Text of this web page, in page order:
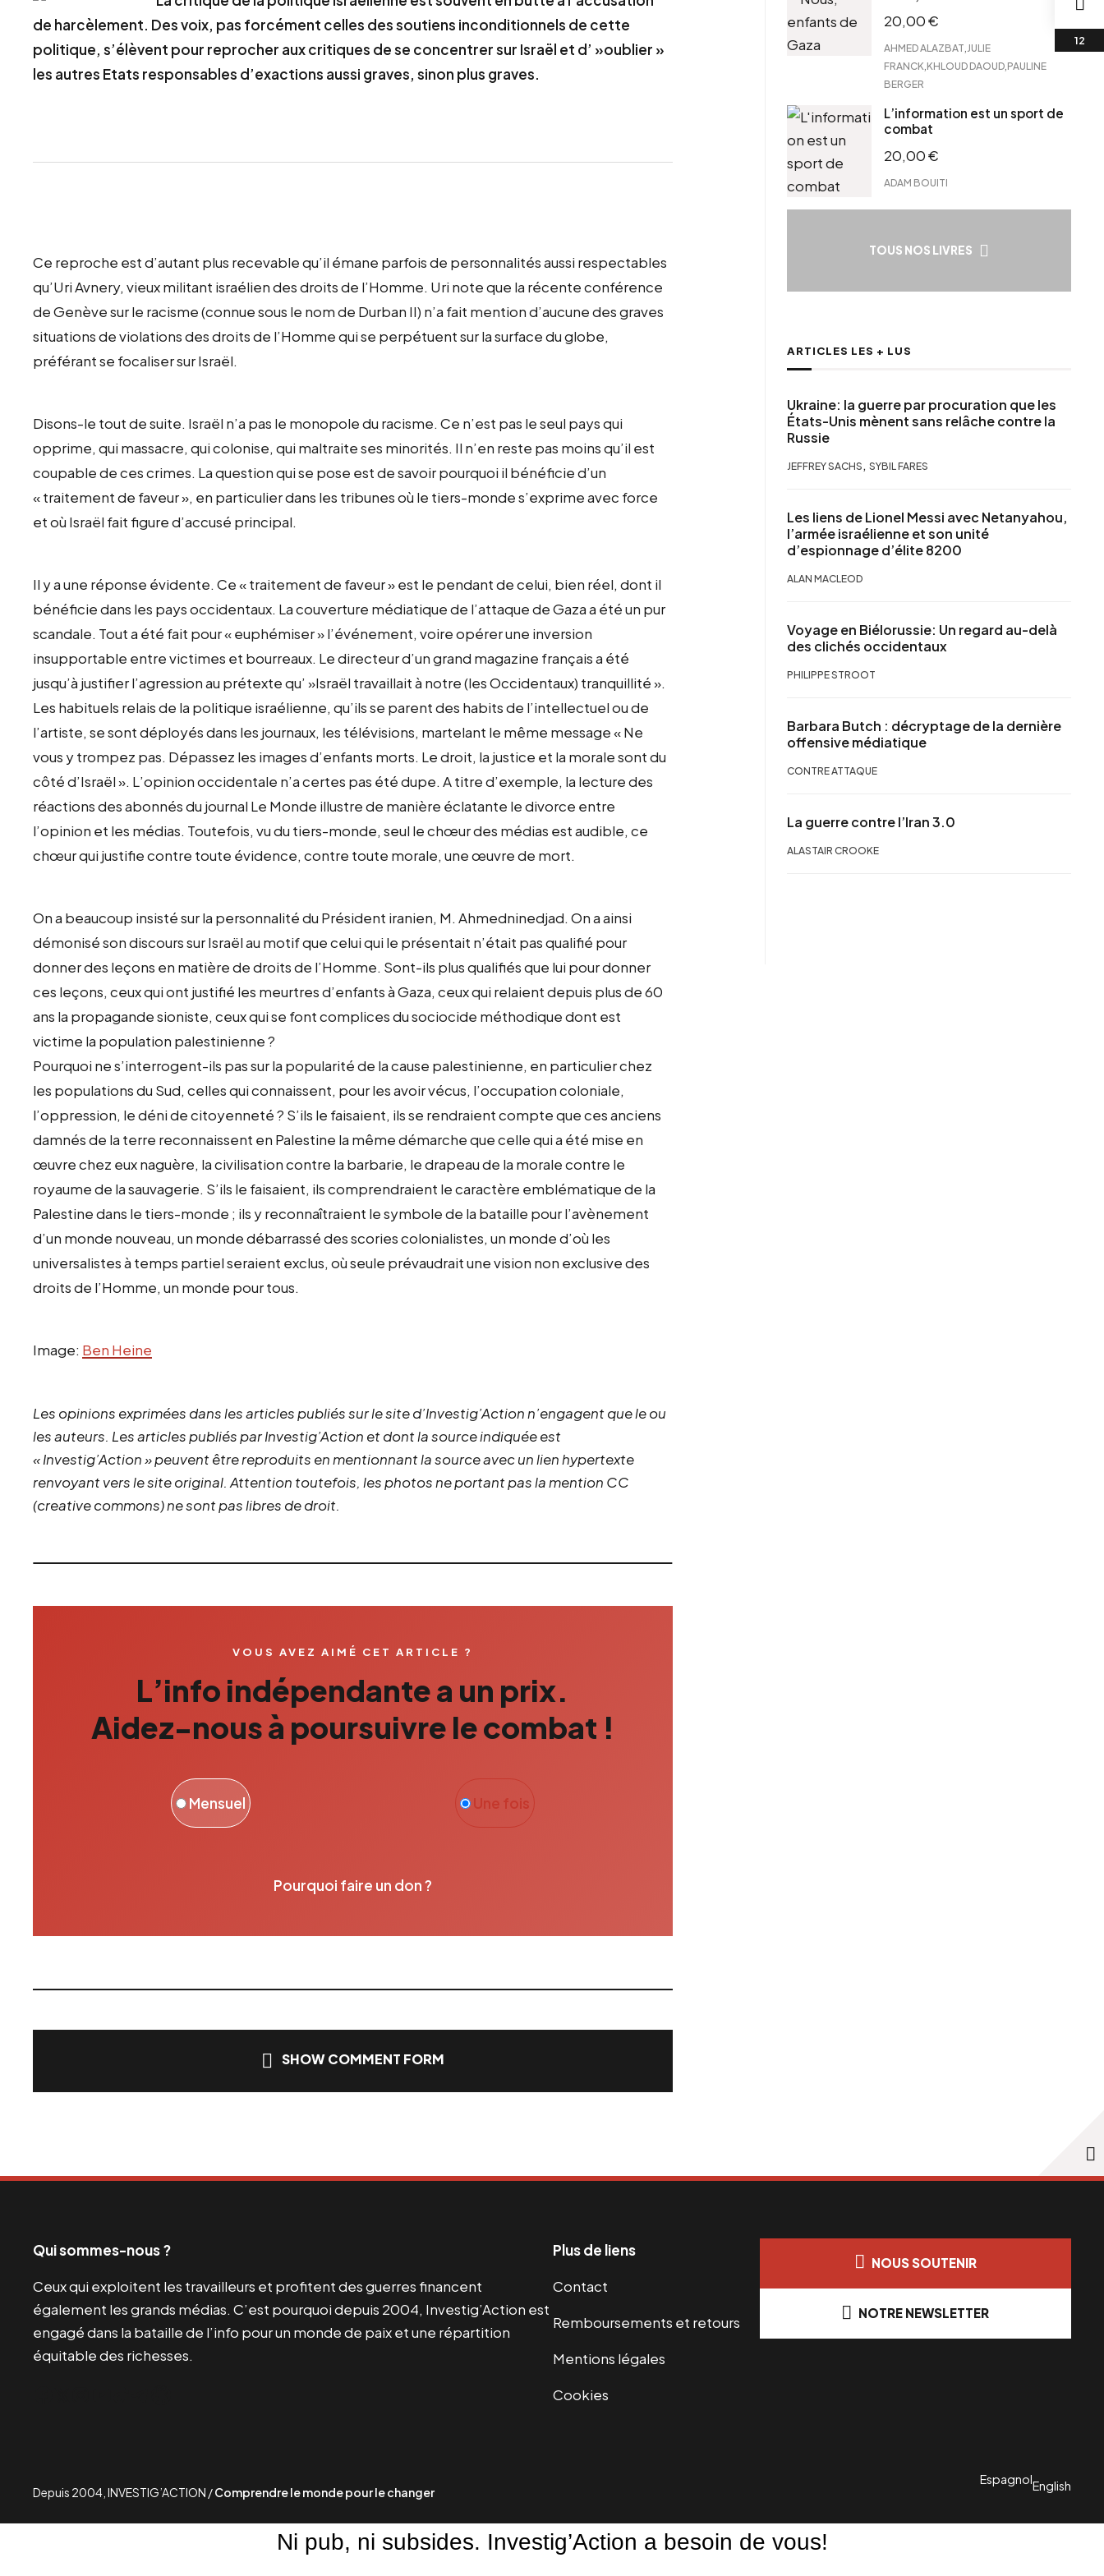
de harcèlement. Des voix, pas forcément celles des soutiens inconditionnels de cette
politique, s’élèvent pour reprocher aux critiques de se concentrer sur Israël et d’ »oublier »
les autres Etats responsables d’exactions aussi graves, sinon plus graves.
Ce reproche est d’autant plus recevable qu’il émane parfois de personnalités aussi respectables
qu’Uri Avnery, vieux militant israélien des droits de l’Homme. Uri note que la récente conférence
de Genève sur le racisme (connue sous le nom de Durban II) n’a fait mention d’aucune des graves
situations de violations des droits de l’Homme qui se perpétuent sur la surface du globe,
préférant se focaliser sur Israël.
Disons-le tout de suite. Israël n’a pas le monopole du racisme. Ce n’est pas le seul pays qui
opprime, qui massacre, qui colonise, qui maltraite ses minorités. Il n’en reste pas moins qu’il est
coupable de ces crimes. La question qui se pose est de savoir pourquoi il bénéficie d’un
« traitement de faveur », en particulier dans les tribunes où le tiers-monde s’exprime avec force
et où Israël fait figure d’accusé principal.
Il y a une réponse évidente. Ce « traitement de faveur » est le pendant de celui, bien réel, dont il
bénéficie dans les pays occidentaux. La couverture médiatique de l’attaque de Gaza a été un pur
scandale. Tout a été fait pour « euphémiser » l’événement, voire opérer une inversion
insupportable entre victimes et bourreaux. Le directeur d’un grand magazine français a été
jusqu’à justifier l’agression au prétexte qu’ »Israël travaillait à notre (les Occidentaux) tranquillité ».
Les habituels relais de la politique israélienne, qu’ils se parent des habits de l’intellectuel ou de
l’artiste, se sont déployés dans les journaux, les télévisions, martelant le même message « Ne
vous y trompez pas. Dépassez les images d’enfants morts. Le droit, la justice et la morale sont du
côté d’Israël ». L’opinion occidentale n’a certes pas été dupe. A titre d’exemple, la lecture des
réactions des abonnés du journal Le Monde illustre de manière éclatante le divorce entre
l’opinion et les médias. Toutefois, vu du tiers-monde, seul le chœur des médias est audible, ce
chœur qui justifie contre toute évidence, contre toute morale, une œuvre de mort.
On a beaucoup insisté sur la personnalité du Président iranien, M. Ahmedninedjad. On a ainsi
démonisé son discours sur Israël au motif que celui qui le présentait n’était pas qualifié pour
donner des leçons en matière de droits de l’Homme. Sont-ils plus qualifiés que lui pour donner
ces leçons, ceux qui ont justifié les meurtres d’enfants à Gaza, ceux qui relaient depuis plus de 60
ans la propagande sioniste, ceux qui se font complices du sociocide méthodique dont est
victime la population palestinienne ?
Pourquoi ne s’interrogent-ils pas sur la popularité de la cause palestinienne, en particulier chez
les populations du Sud, celles qui connaissent, pour les avoir vécus, l’occupation coloniale,
l’oppression, le déni de citoyenneté ? S’ils le faisaient, ils se rendraient compte que ces anciens
damnés de la terre reconnaissent en Palestine la même démarche que celle qui a été mise en
œuvre chez eux naguère, la civilisation contre la barbarie, le drapeau de la morale contre le
royaume de la sauvagerie. S’ils le faisaient, ils comprendraient le caractère emblématique de la
Palestine dans le tiers-monde ; ils y reconnaîtraient le symbole de la bataille pour l’avènement
d’un monde nouveau, un monde débarrassé des scories colonialistes, un monde d’où les
universalistes à temps partiel seraient exclus, où seule prévaudrait une vision non exclusive des
droits de l’Homme, un monde pour tous.
Image: Ben Heine
Les opinions exprimées dans les articles publiés sur le site d’Investig’Action n’engagent que le ou
les auteurs. Les articles publiés par Investig’Action et dont la source indiquée est
« Investig’Action » peuvent être reproduits en mentionnant la source avec un lien hypertexte
renvoyant vers le site original. Attention toutefois, les photos ne portant pas la mention CC
(creative commons) ne sont pas libres de droit.
VOUS AVEZ AIMÉ CET ARTICLE ?
L’info indépendante a un prix.
Aidez-nous à poursuivre le combat !
Une fois
Mensuel
Pourquoi faire un don ?
SHOW COMMENT FORM
20,00€
AHMED ALAZBAT JULIE
FRANCK KHLOUD DAOUD PAULINE
BERGER
L’information est un sport de
combat
20,00€
ADAM BOUITI
TOUS NOS LIVRES
ARTICLES LES + LUS
Ukraine: la guerre par procuration que les
États-Unis mènent sans relâche contre la
Russie
JEFFREY SACHS , SYBIL FARES
Les liens de Lionel Messi avec Netanyahou,
l’armée israélienne et son unité
d’espionnage d’élite 8200
ALAN MACLEOD
Voyage en Biélorussie: Un regard au-delà
des clichés occidentaux
PHILIPPE STROOT
Barbara Butch : décryptage de la dernière
offensive médiatique
CONTRE ATTAQUE
La guerre contre l’Iran 3.0
ALASTAIR CROOKE
Qui sommes-nous ?
Ceux qui exploitent les travailleurs et profitent des guerres financent
également les grands médias. C’est pourquoi depuis 2004, Investig’Action est
engagé dans la bataille de l’info pour un monde de paix et une répartition
équitable des richesses.
Plus de liens
Contact
Remboursements et retours
Mentions légales
Cookies
NOUS SOUTENIR
NOTRE NEWSLETTER
Depuis 2004, INVESTIG’ACTION /Comprendre le monde pour le changer
EspagnolEnglish
Ni pub, ni subsides. Investig’Action a besoin de vous!